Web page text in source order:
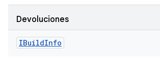
Devoluciones
IBuildInfo